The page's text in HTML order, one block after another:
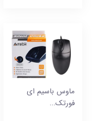
ماوس باسیم ای
فورتک...